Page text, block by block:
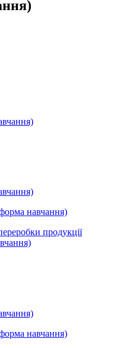
форма навчання)
продукції
форма навчання)